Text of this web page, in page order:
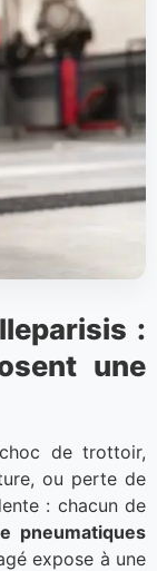
:
une
de trottoir,
ou perte de
: chacun de
pneumatiques
expose à une